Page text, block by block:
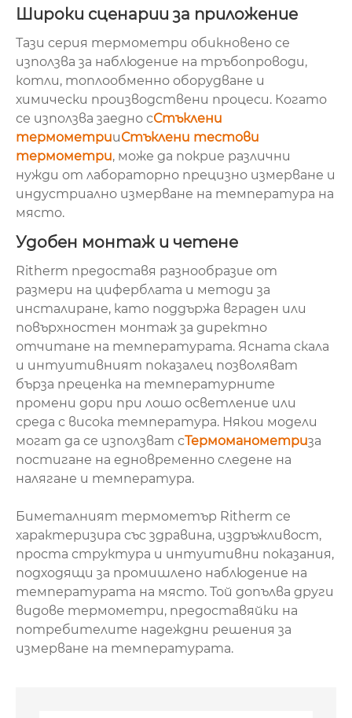
Широки сценарии за приложение
Тази серия термометри обикновено се
използва за наблюдение на тръбопроводи,
котли, топлообменно оборудване и
химически производствени процеси. Когато
се използва заедно сСтъклени
термометрииСтъклени тестови
термометри, може да покрие различни
нужди от лабораторно прецизно измерване и
индустриално измерване на температура на
място.
Удобен монтаж и четене
Ritherm предоставя разнообразие от
размери на циферблата и методи за
инсталиране, като поддържа вграден или
повърхностен монтаж за директно
отчитане на температурата. Ясната скала
и интуитивният показалец позволяват
бърза преценка на температурните
промени дори при лошо осветление или
среда с висока температура. Някои модели
могат да се използват сТермоманометриза
постигане на едновременно следене на
налягане и температура.
Биметалният термометър Ritherm се
характеризира със здравина, издръжливост,
проста структура и интуитивни показания,
подходящи за промишлено наблюдение на
температурата на място. Той допълва други
видове термометри, предоставяйки на
потребителите надеждни решения за
измерване на температурата.